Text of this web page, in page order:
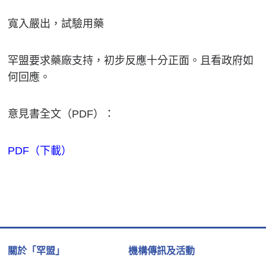
寬入嚴出，試驗用藥
罕盟要求藥廠支持，初步反應十分正面。且看政府如
何回應。
意見書全文（PDF）：
PDF（下載）
關於「罕盟」 機構傳訊及活動